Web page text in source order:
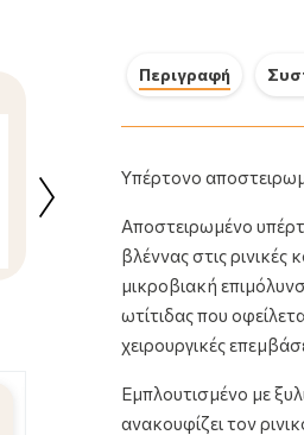
Περιγραφή
Υπέρτονο
Αποστειρωμένο
βλέννας στις ρινικές
μικροβιακή
ωτίτιδας που
χειρουργικές
Εμπλουτισμένο με
ανακουφίζει τον
Φακελάκια Διάλυμα Ρινικών
Πλύσεων για Ενήλικες …